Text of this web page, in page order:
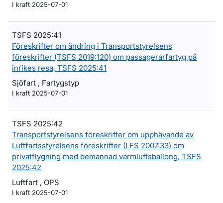
I kraft 2025-07-01
TSFS 2025:41
Föreskrifter om ändring i Transportstyrelsens
föreskrifter (TSFS 2019:120) om passagerarfartyg på
inrikes resa, TSFS 2025:41
Sjöfart , Fartygstyp
I kraft 2025-07-01
TSFS 2025:42
Transportstyrelsens föreskrifter om upphävande av
Luftfartsstyrelsens föreskrifter (LFS 2007:33) om
privatflygning med bemannad varmluftsballong, TSFS
2025:42
Luftfart , OPS
I kraft 2025-07-01